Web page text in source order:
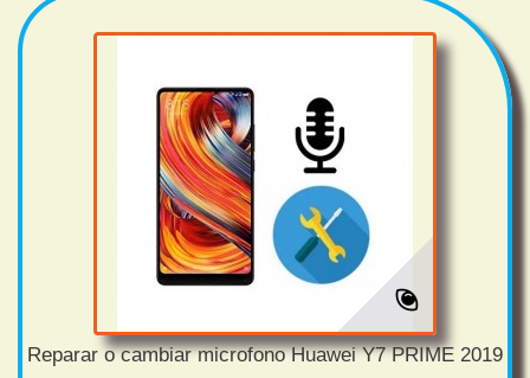
Reparar o cambiar microfono Huawei Y7 PRIME 2019